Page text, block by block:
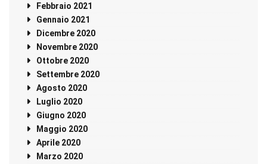
Febbraio 2021
Gennaio 2021
Dicembre 2020
Novembre 2020
Ottobre 2020
Settembre 2020
Agosto 2020
Luglio 2020
Giugno 2020
Maggio 2020
Aprile 2020
Marzo 2020